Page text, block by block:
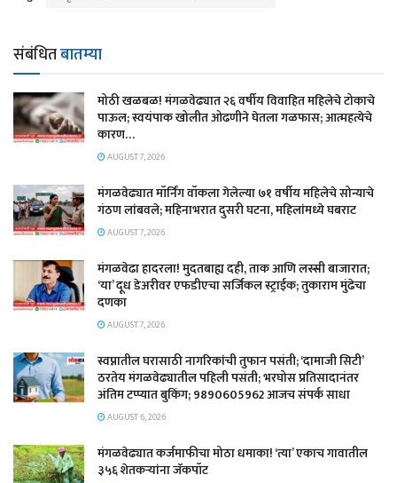
संबंधितबातम्या
मोठी खळबळ! मंगळवेढ्यात २६ वर्षीय विवाहित महिलेचे टोकाचे
पाऊल; स्वयंपाक खोलीत ओढणीने घेतला गळफास; आत्महत्येचे
कारण…
AUGUST 7, 2026
मंगळवेढ्यात मॉर्निंग वॉकला गेलेल्या ७१ वर्षीय महिलेचे सोन्याचे
गंठण लांबवले; महिनाभरात दुसरी घटना, महिलांमध्ये घबराट
AUGUST 7, 2026
​मंगळवेढा हादरला! मुदतबाह्य दही, ताक आणि लस्सी बाजारात;
‘या’ दूध डेअरीवर एफडीएचा सर्जिकल स्ट्राईक; ​तुकाराम मुंढेचा
दणका
AUGUST 7, 2026
स्वप्नातील घरासाठी नागरिकांची तुफान पसंती; ‘दामाजी सिटी’
ठरतेय मंगळवेढ्यातील पहिली पसंती; भरघोस प्रतिसादानंतर
अंतिम टप्प्यात बुकिंग; 9890605962 आजच संपर्क साधा
AUGUST 6, 2026
मंगळवेढ्यात कर्जमाफीचा मोठा धमाका! ‘त्या’ एकाच गावातील
३५६ शेतकऱ्यांना जॅकपॉट